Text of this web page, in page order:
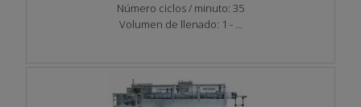
Número ciclos / minuto: 35
Volumen de llenado: 1 - ...